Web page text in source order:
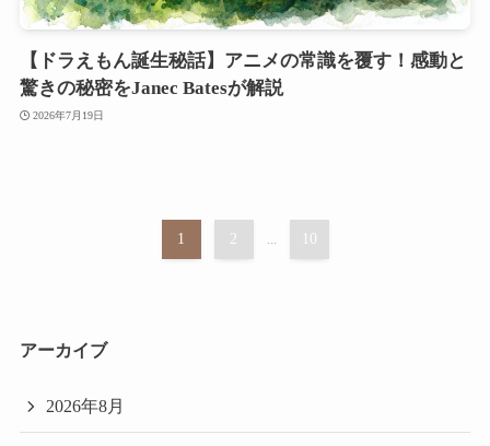
【ドラえもん誕生秘話】アニメの常識を覆す！感動と
驚きの秘密をJanec Batesが解説
2026年7月19日
1 2 ... 10
アーカイブ
2026年8月